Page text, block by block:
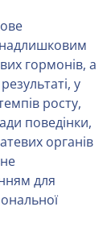
гормонів, а
у
росту,
поведінки,
органів
для